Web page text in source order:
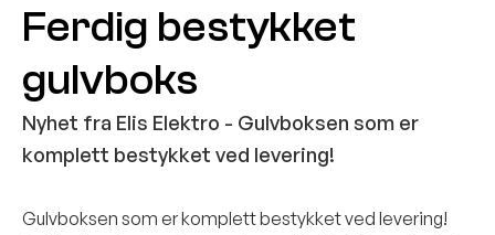
datablad
Ferdig bestykket
gulvboks
Nyhet fra Elis Elektro - Gulvboksen som er
komplett bestykket ved levering!
Gulvboksen som er komplett bestykket ved levering!